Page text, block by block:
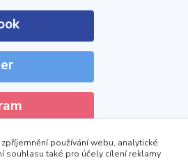
používání webu, analytické
souhlasu také pro účely cílení reklamy